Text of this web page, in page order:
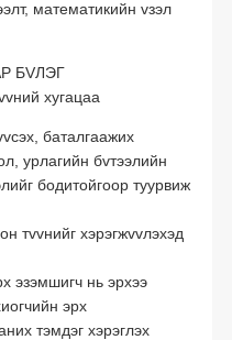
математикийн vзэл
БVЛЭГ
хугацаа
баталгаажих
урлагийн бvтээлийн
бодитойгоор туурвиж
тvvнийг хэрэгжvvлэхэд
эзэмшигч нь эрхээ
эрх
тэмдэг хэрэглэх